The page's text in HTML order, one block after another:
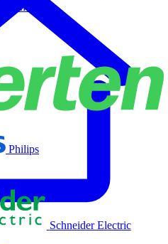
GmbH
Philips
Schneider Electric